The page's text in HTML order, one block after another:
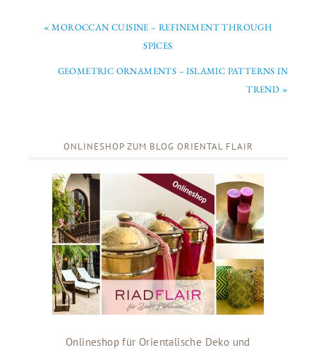
« MOROCCAN CUISINE – REFINEMENT THROUGH
SPICES
GEOMETRIC ORNAMENTS – ISLAMIC PATTERNS IN
TREND »
ONLINESHOP ZUM BLOG ORIENTAL FLAIR
Onlineshop für Orientalische Deko und